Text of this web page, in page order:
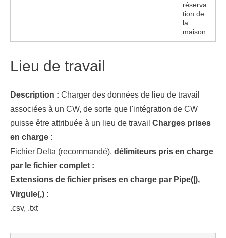
réserva
tion de
la
maison
Lieu de travail
Description : Charger des données de lieu de travail
associées à un CW, de sorte que l'intégration de CW
puisse être attribuée à un lieu de travail Charges prises
en charge :
Fichier Delta (recommandé), délimiteurs pris en charge
par le fichier complet :
Extensions de fichier prises en charge par Pipe(|),
Virgule(,) :
.csv, .txt